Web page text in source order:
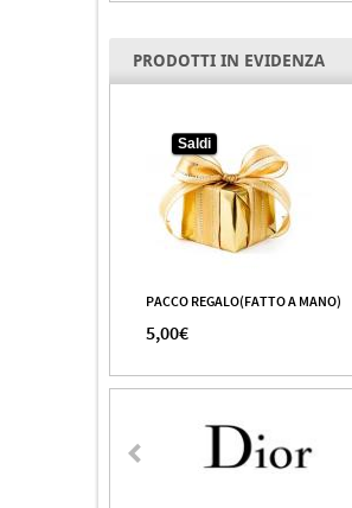
PRODOTTI IN EVIDENZA
Saldi
PACCO REGALO(FATTO A MANO)
5,00€